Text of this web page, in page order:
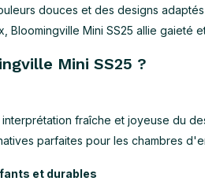
douces et des designs
Bloomingville Mini SS25 allie gaieté
Mini SS25 ?
fraîche et joyeuse du
parfaites pour les chambres
et durables